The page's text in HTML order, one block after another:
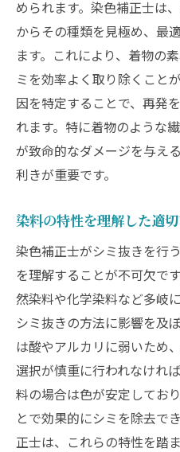
められます。染色補正士は
からその種類を見極め、最
ます。これにより、着物の
ミを効率よく取り除くこと
因を特定することで、再発
れます。特に着物のような
が致命的なダメージを与え
利きが重要です。
染料の特性を理解した適
染色補正士がシミ抜きを行
を理解することが不可欠で
然染料や化学染料など多岐
シミ抜きの方法に影響を及
は酸やアルカリに弱いため
選択が慎重に行われなけれ
料の場合は色が安定してお
とで効果的にシミを除去で
正士は、これらの特性を踏